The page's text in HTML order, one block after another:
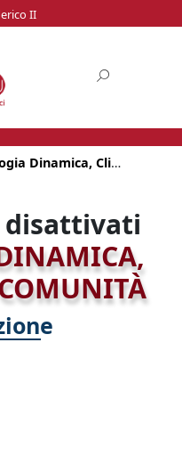
II
Clinica e di Comunità
disattivati